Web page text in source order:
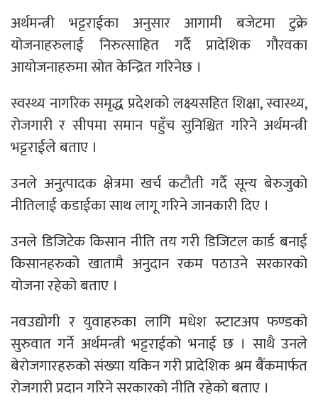
अर्थमन्त्री भट्टराईका अनुसार आगामी बजेटमा टुक्रे
योजनाहरुलाई निरुत्साहित गर्दै प्रादेशिक गौरवका
आयोजनाहरुमा स्रोत केन्द्रित गरिनेछ ।
स्वस्थ्य नागरिक समृद्ध प्रदेशको लक्ष्यसहित शिक्षा, स्वास्थ्य,
रोजगारी र सीपमा समान पहुँच सुनिश्चित गरिने अर्थमन्त्री
भट्टराईले बताए ।
उनले अनुत्पादक क्षेत्रमा खर्च कटौती गर्दै सून्य बेरुजुको
नीतिलाई कडाईका साथ लागू गरिने जानकारी दिए ।
उनले डिजिटेक किसान नीति तय गरी डिजिटल कार्ड बनाई
किसानहरुको खातामै अनुदान रकम पठाउने सरकारको
योजना रहेको बताए ।
नवउद्योगी र युवाहरुका लागि मधेश स्र्टाटअप फण्डको
सुरुवात गर्ने अर्थमन्त्री भट्टराईको भनाई छ । साथै उनले
बेरोजगारहरुको संख्या यकिन गरी प्रादेशिक श्रम बैंकमार्फत
रोजगारी प्रदान गरिने सरकारको नीति रहेको बताए ।